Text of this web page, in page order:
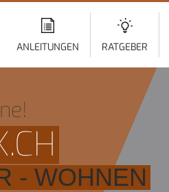
ANLEITUNGEN RATGEBER
- WOHNEN